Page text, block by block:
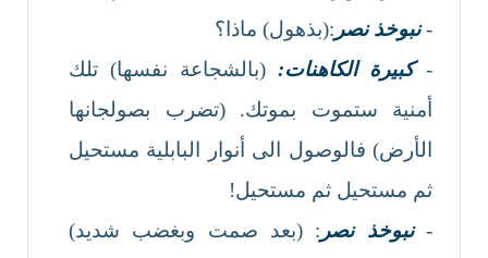
-نبوخذ نصر :(بذهول) ماذا؟
- كبيرة الكاهنات: (بالشجاعة نفسها) تلك
أمنية ستموت بموتك. (تضرب بصولجانها
الأرض) فالوصول الى أنوار البابلية مستحيل
ثم مستحيل ثم مستحيل!
-نبوخذ نصر : (بعد صمت وبغضب شديد)